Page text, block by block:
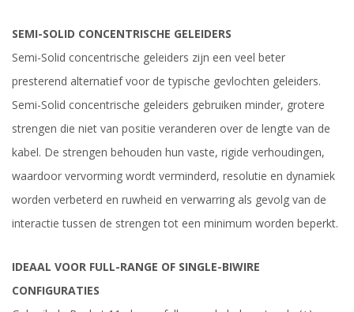
SEMI-SOLID CONCENTRISCHE GELEIDERS
Semi-Solid concentrische geleiders zijn een veel beter
presterend alternatief voor de typische gevlochten geleiders.
Semi-Solid concentrische geleiders gebruiken minder, grotere
strengen die niet van positie veranderen over de lengte van de
kabel. De strengen behouden hun vaste, rigide verhoudingen,
waardoor vervorming wordt verminderd, resolutie en dynamiek
worden verbeterd en ruwheid en verwarring als gevolg van de
interactie tussen de strengen tot een minimum worden beperkt.
IDEAAL VOOR FULL-RANGE OF SINGLE-BIWIRE
CONFIGURATIES